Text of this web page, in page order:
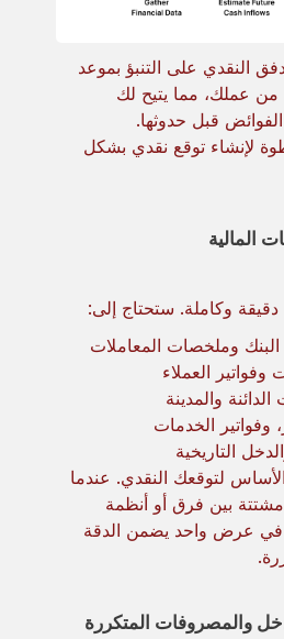
النقدي على التنبؤ بموعد
عملك، مما يتيح لك
قبل حدوثها.
لإنشاء توقع نقدي بشكل
دقيقة وكاملة. ستحتاج إلى:
وملخصات المعاملات
وفواتير العملاء
والمدينة
وفواتير الخدمات
التاريخية
لتوقعك النقدي. عندما
مشتتة بين فرق أو أنظمة
في عرض واحد يضمن الدقة